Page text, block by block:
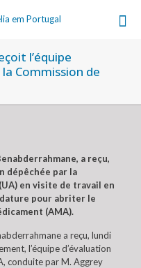
l’équipe
Commission de
a reçu,
dépêchée par la
en visite de travail en
pour abriter le
(AMA).
a reçu, lundi
l’équipe d’évaluation
conduite par M. Aggrey